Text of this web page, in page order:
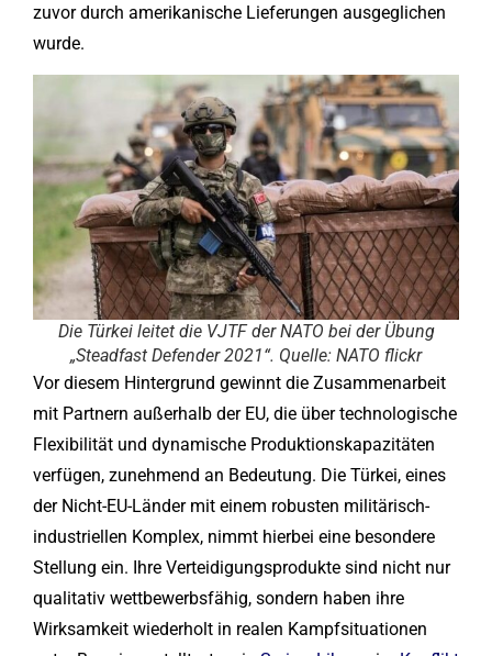
zuvor durch amerikanische Lieferungen ausgeglichen
wurde.
Die Türkei leitet die VJTF der NATO bei der Übung
„Steadfast Defender 2021“. Quelle: NATO flickr
Vor diesem Hintergrund gewinnt die Zusammenarbeit
mit Partnern außerhalb der EU, die über technologische
Flexibilität und dynamische Produktionskapazitäten
verfügen, zunehmend an Bedeutung. Die Türkei, eines
der Nicht-EU-Länder mit einem robusten militärisch-
industriellen Komplex, nimmt hierbei eine besondere
Stellung ein. Ihre Verteidigungsprodukte sind nicht nur
qualitativ wettbewerbsfähig, sondern haben ihre
Wirksamkeit wiederholt in realen Kampfsituationen